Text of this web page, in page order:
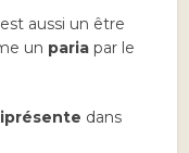
aussi un être
un paria par le
dans